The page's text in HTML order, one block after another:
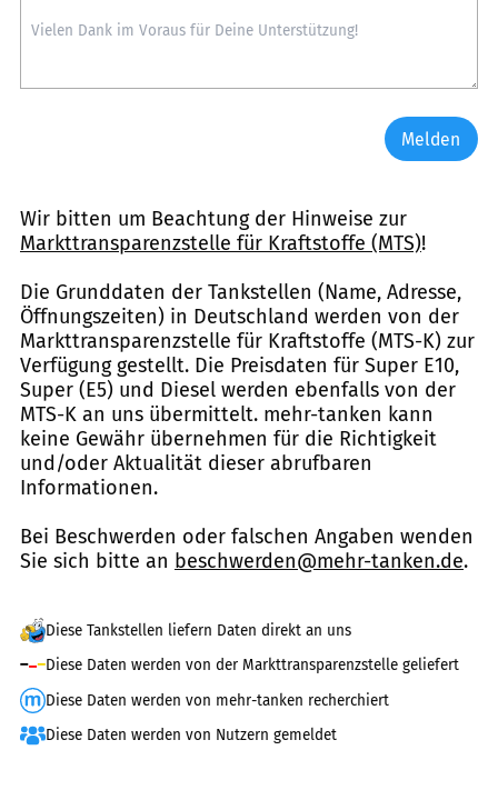
Melden
Wir bitten um Beachtung der Hinweise zur
Markttransparenzstelle für Kraftstoffe (MTS)!
Die Grunddaten der Tankstellen (Name, Adresse,
Öffnungszeiten) in Deutschland werden von der
Markttransparenzstelle für Kraftstoffe (MTS-K) zur
Verfügung gestellt. Die Preisdaten für Super E10,
Super (E5) und Diesel werden ebenfalls von der
MTS-K an uns übermittelt. mehr-tanken kann
keine Gewähr übernehmen für die Richtigkeit
und/oder Aktualität dieser abrufbaren
Informationen.
Bei Beschwerden oder falschen Angaben wenden
Sie sich bitte an beschwerden@mehr-tanken.de.
Diese Tankstellen liefern Daten direkt an uns
Diese Daten werden von der Markttransparenzstelle geliefert
Diese Daten werden von mehr-tanken recherchiert
Diese Daten werden von Nutzern gemeldet